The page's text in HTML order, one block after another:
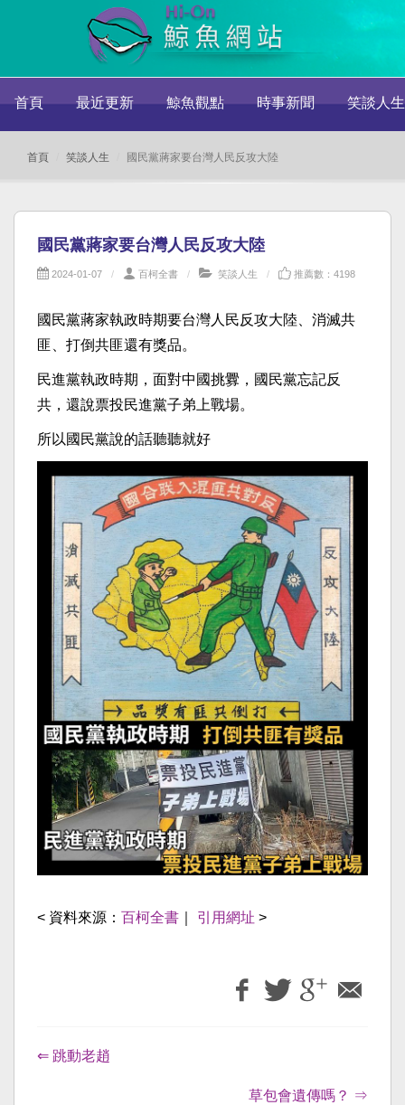
首頁 最近更新 鯨魚觀點 時事新聞 笑談人生
首頁 笑談人生 國民黨蔣家要台灣人民反攻大陸
國民黨蔣家要台灣人民反攻大陸
2024-01-07 百柯全書 笑談人生 推薦數：4198
國民黨蔣家執政時期要台灣人民反攻大陸、消滅共
匪、打倒共匪還有獎品。
民進黨執政時期，面對中國挑釁，國民黨忘記反
共，還說票投民進黨子弟上戰場。
所以國民黨說的話聽聽就好
< 資料來源： 百柯全書 引用網址 >
⇐ 跳動老趙
草包會遺傳嗎？ ⇒